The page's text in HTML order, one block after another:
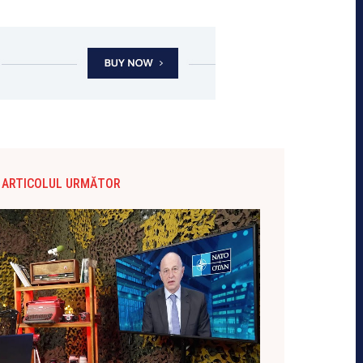
ARTICOLUL URMĂTOR